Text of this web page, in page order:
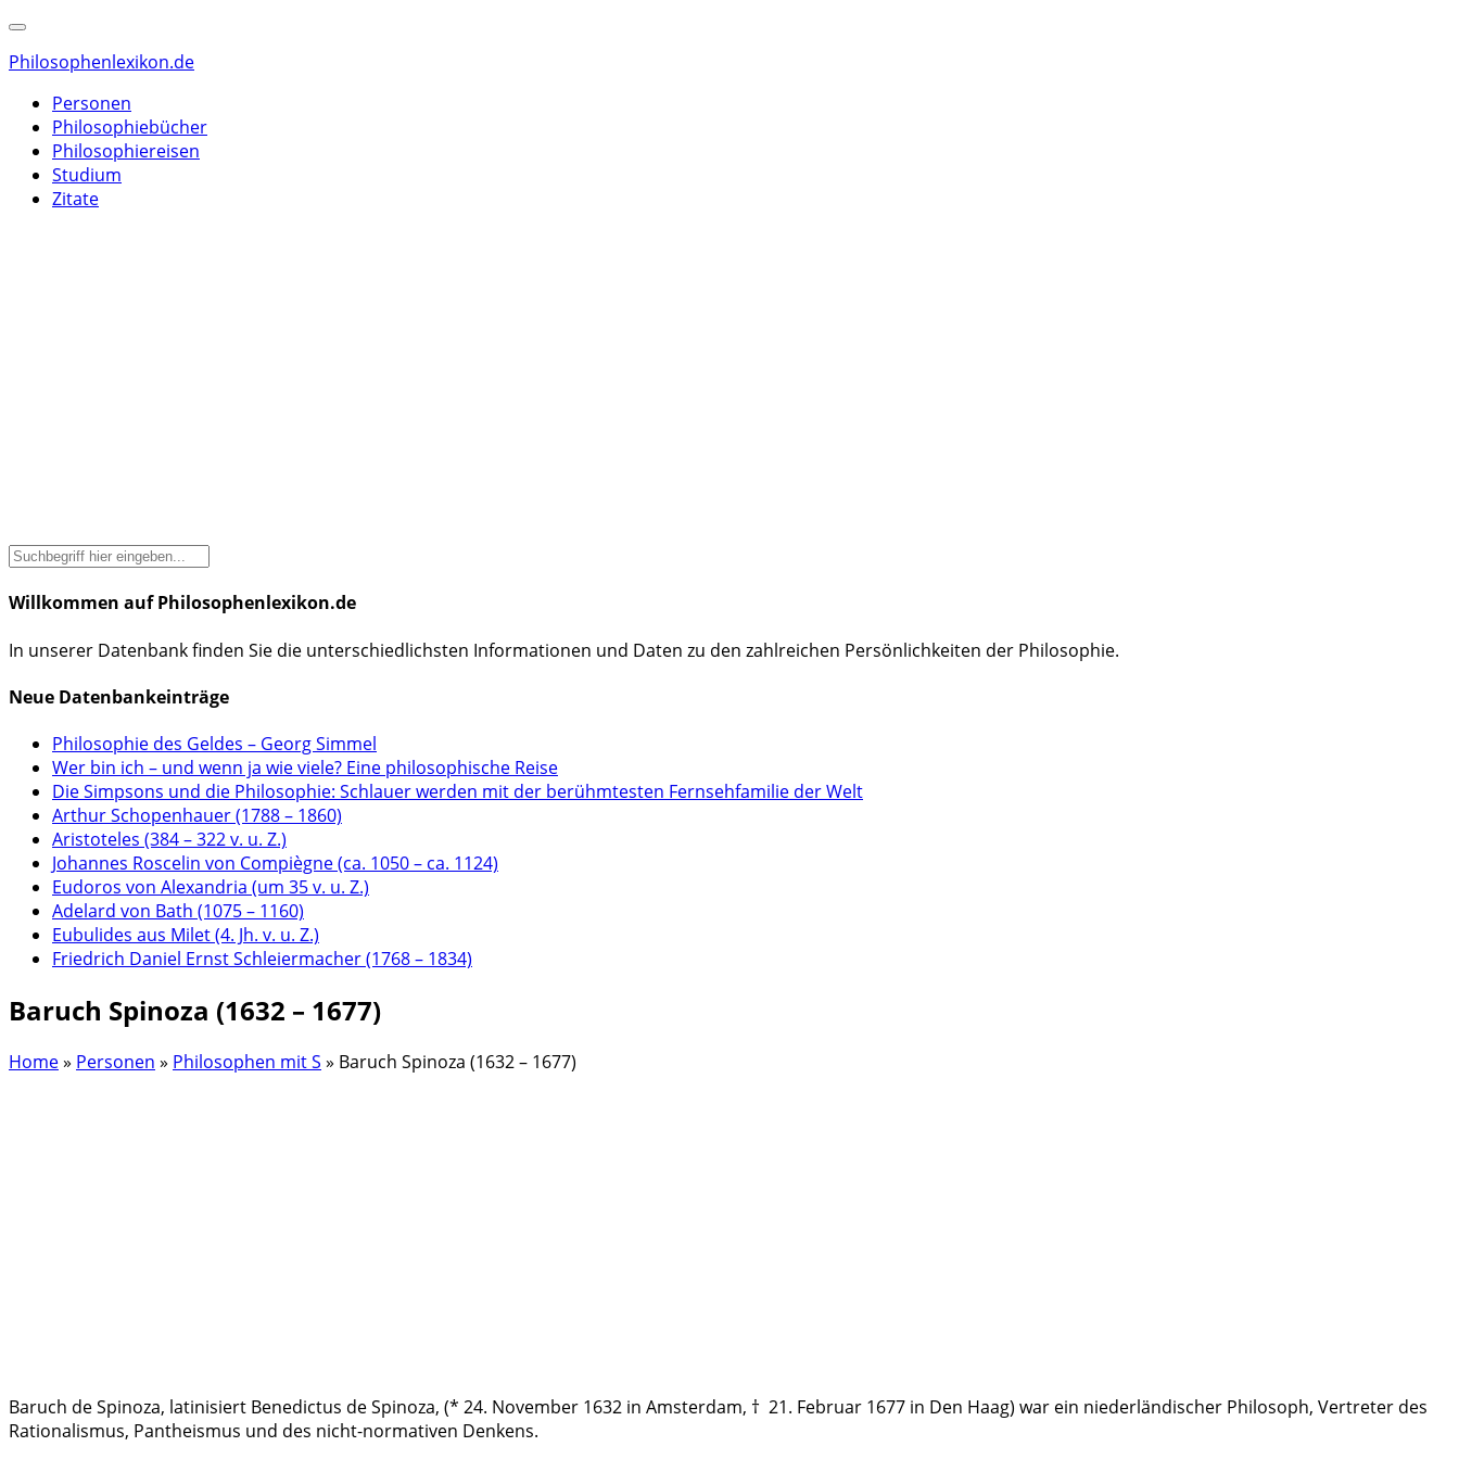
Philosophenlexikon.de
Personen
Philosophiebücher
Philosophiereisen
Studium
Zitate
Willkommen auf Philosophenlexikon.de
In unserer Datenbank finden Sie die unterschiedlichsten Informationen und Daten zu den zahlreichen Persönlichkeiten der Philosophie.
Neue Datenbankeinträge
Philosophie des Geldes – Georg Simmel
Wer bin ich – und wenn ja wie viele? Eine philosophische Reise
Die Simpsons und die Philosophie: Schlauer werden mit der berühmtesten Fernsehfamilie der Welt
Arthur Schopenhauer (1788 – 1860)
Aristoteles (384 – 322 v. u. Z.)
Johannes Roscelin von Compiègne (ca. 1050 – ca. 1124)
Eudoros von Alexandria (um 35 v. u. Z.)
Adelard von Bath (1075 – 1160)
Eubulides aus Milet (4. Jh. v. u. Z.)
Friedrich Daniel Ernst Schleiermacher (1768 – 1834)
Baruch Spinoza (1632 – 1677)
Home» Personen » Philosophen mit S » Baruch Spinoza (1632 – 1677)
Baruch de Spinoza, latinisiert Benedictus de Spinoza, (* 24. November 1632 in Amsterdam, † 21. Februar 1677 in Den Haag) war ein niederländischer Philosoph, Vertreter des
Rationalismus, Pantheismus und des nicht-normativen Denkens.